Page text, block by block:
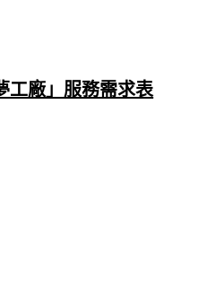
工廠」服務需求表